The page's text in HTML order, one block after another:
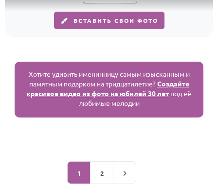
ВСТАВИТЬ СВОИ ФОТО
Хотите удивить именинницу самым изысканным и
памятным подарком на тридцатилетие?Создайте
красивое видео из фото на юбилей 30 лет под её
любимые мелодии
1 2